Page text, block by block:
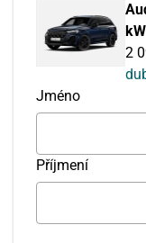
kW
2
Jméno
Příjmení